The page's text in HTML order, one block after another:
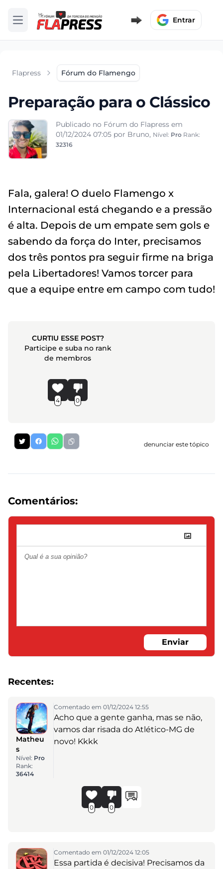
Abrir menu Entrar
Flapress Fórum do Flamengo
Preparação para o Clássico
Publicado no Fórum do Flapress em
01/12/2024 07:05 por Bruno, Nível: Pro Rank:
32316
Fala, galera! O duelo Flamengo x
Internacional está chegando e a pressão
é alta. Depois de um empate sem gols e
sabendo da força do Inter, precisamos
dos três pontos pra seguir firme na briga
pela Libertadores! Vamos torcer para
que a equipe entre em campo com tudo!
CURTIU ESSE POST?
Participe e suba no rank
de membros
4 0
denunciar este tópico
Comentários:
Enviar
Recentes:
Matheu
s
Nível: Pro
Rank:
36414
Comentado em 01/12/2024 12:55
Acho que a gente ganha, mas se não,
vamos dar risada do Atlético-MG de
novo! Kkkk
0 0
Comentado em 01/12/2024 12:05
Essa partida é decisiva! Precisamos da